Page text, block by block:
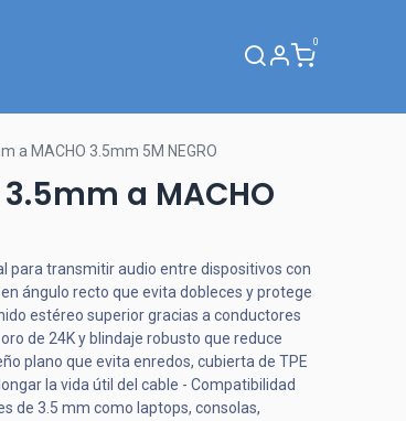
0
a MACHO 3.5mm 5M NEGRO
3.5mm a MACHO
para transmitir audio entre dispositivos con
ángulo recto que evita dobleces y protege
estéreo superior gracias a conductores
de 24K y blindaje robusto que reduce
plano que evita enredos, cubierta de TPE
la vida útil del cable - Compatibilidad
de 3.5 mm como laptops, consolas,